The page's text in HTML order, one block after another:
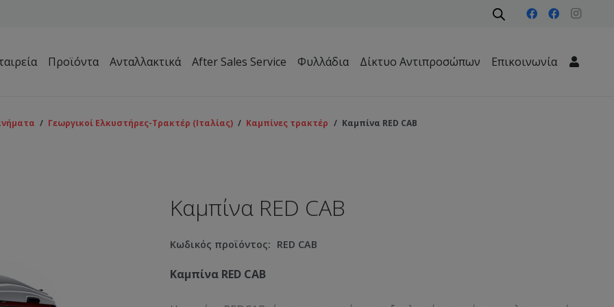
Προϊόντα Ανταλλακτικά After Sales Service Φυλλάδια Δίκτυο Αντιπροσώπων Επικοινωνία
/ Γεωργικοί Ελκυστήρες-Τρακτέρ (Ιταλίας) / Καμπίνες τρακτέρ / Καμπίνα RED CAB
Καμπίνα RED CAB
Κωδικός προϊόντος: RED CAB
Καμπίνα RED CAB